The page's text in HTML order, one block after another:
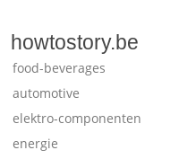
howtostory.be
food-beverages
automotive
elektro-componenten
energie